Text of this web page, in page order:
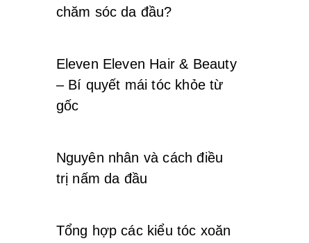
chăm sóc da đầu?
Eleven Eleven Hair & Beauty
– Bí quyết mái tóc khỏe từ
gốc
Nguyên nhân và cách điều
trị nấm da đầu
Tổng hợp các kiểu tóc xoăn